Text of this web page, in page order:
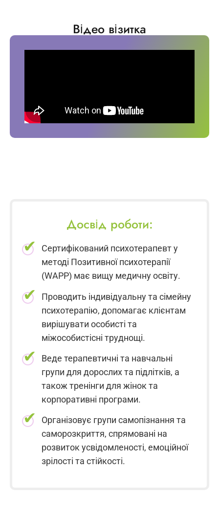
Відео візитка
Досвід роботи:
Сертифікований психотерапевт у
методі Позитивної психотерапії
(WAPP) має вищу медичну освіту.
Проводить індивідуальну та сімейну
психотерапію, допомагає клієнтам
вирішувати особисті та
міжособистісні труднощі.
Веде терапевтичні та навчальні
групи для дорослих та підлітків, а
також тренінги для жінок та
корпоративні програми.
Організовує групи самопізнання та
саморозкриття, спрямовані на
розвиток усвідомленості, емоційної
зрілості та стійкості.